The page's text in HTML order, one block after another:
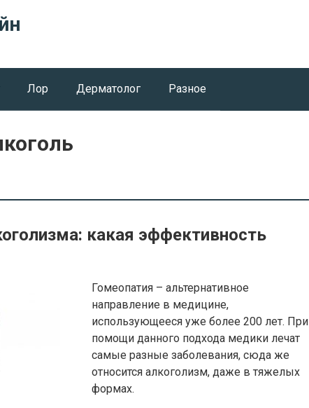
Лор Дерматолог Разное
какая эффективность
Гомеопатия – альтернативное
направление в медицине,
использующееся уже более 200 лет. При
помощи данного подхода медики лечат
самые разные заболевания, сюда же
относится алкоголизм, даже в тяжелых
формах.